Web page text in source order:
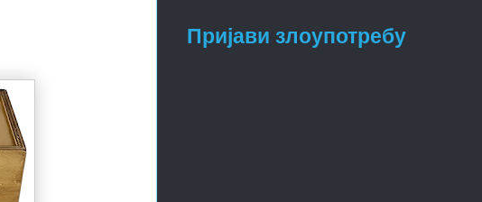
Пријави злоупотребу